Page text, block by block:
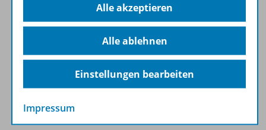
Beschreibung
Zugehörige Produkte
Benachrichtigungs-Service
Alle akzeptieren
Alle ablehnen
Einstellungen bearbeiten
Impressum